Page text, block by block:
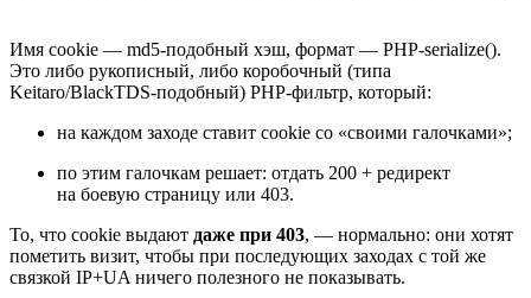
Имя cookie — md5-подобный хэш, формат — PHP‑serialize().
Это либо рукописный, либо коробочный (типа
Keitaro/BlackTDS‑подобный) PHP‑фильтр, который:
на каждом заходе ставит cookie со «своими галочками»;
по этим галочкам решает: отдать 200 + редирект
на боевую страницу или 403.
То, что cookie выдают даже при 403, — нормально: они хотят
пометить визит, чтобы при последующих заходах с той же
связкой IP+UA ничего полезного не показывать.